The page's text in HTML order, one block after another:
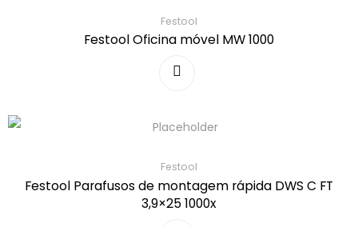
Festool
Festool Oficina móvel MW 1000
Festool
Festool Parafusos de montagem rápida DWS C FT
3,9×25 1000x